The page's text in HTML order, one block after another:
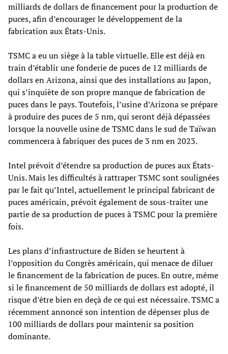
milliards de dollars de financement pour la production de
puces, afin d’encourager le développement de la
fabrication aux États-Unis.
TSMC a eu un siège à la table virtuelle. Elle est déjà en
train d’établir une fonderie de puces de 12 milliards de
dollars en Arizona, ainsi que des installations au Japon,
qui s’inquiète de son propre manque de fabrication de
puces dans le pays. Toutefois, l’usine d’Arizona se prépare
à produire des puces de 5 nm, qui seront déjà dépassées
lorsque la nouvelle usine de TSMC dans le sud de Taïwan
commencera à fabriquer des puces de 3 nm en 2023.
Intel prévoit d’étendre sa production de puces aux États-
Unis. Mais les difficultés à rattraper TSMC sont soulignées
par le fait qu’Intel, actuellement le principal fabricant de
puces américain, prévoit également de sous-traiter une
partie de sa production de puces à TSMC pour la première
fois.
Les plans d’infrastructure de Biden se heurtent à
l’opposition du Congrès américain, qui menace de diluer
le financement de la fabrication de puces. En outre, même
si le financement de 50 milliards de dollars est adopté, il
risque d’être bien en deçà de ce qui est nécessaire. TSMC a
récemment annoncé son intention de dépenser plus de
100 milliards de dollars pour maintenir sa position
dominante.